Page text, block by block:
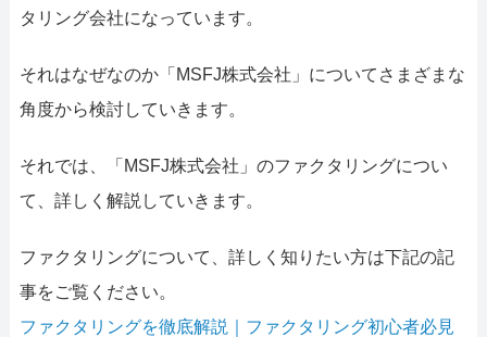
タリング会社になっています。
それはなぜなのか「MSFJ株式会社」についてさまざまな
角度から検討していきます。
それでは、「MSFJ株式会社」のファクタリングについ
て、詳しく解説していきます。
ファクタリングについて、詳しく知りたい方は下記の記
事をご覧ください。
ファクタリングを徹底解説｜ファクタリング初心者必見